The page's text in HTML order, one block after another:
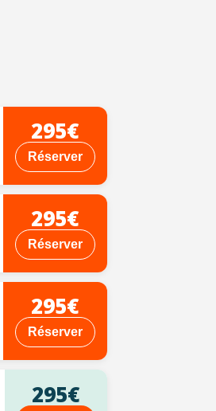
295€
Réserver
295€
Réserver
295€
Réserver
295€